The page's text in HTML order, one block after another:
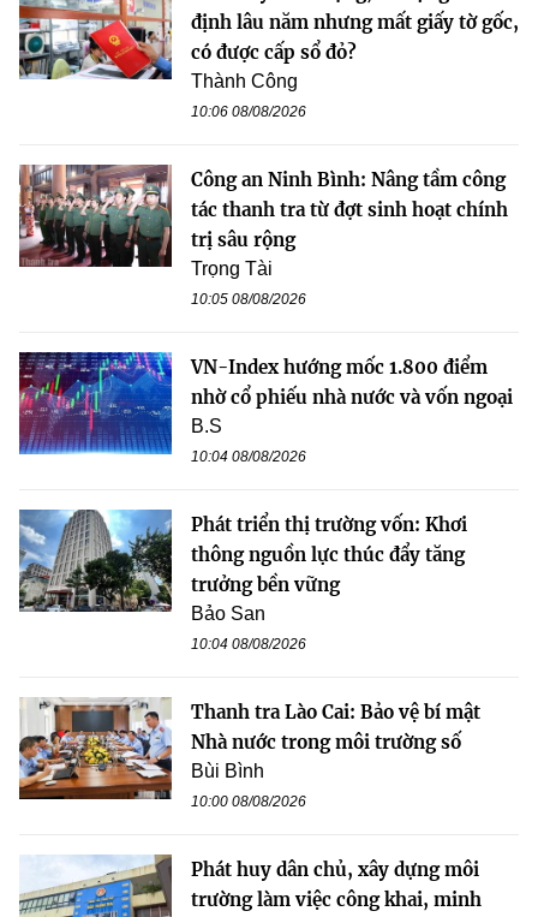
định lâu năm nhưng mất giấy tờ gốc,
có được cấp sổ đỏ?
Thành Công
10:06 08/08/2026
Công an Ninh Bình: Nâng tầm công
tác thanh tra từ đợt sinh hoạt chính
trị sâu rộng
Trọng Tài
10:05 08/08/2026
VN-Index hướng mốc 1.800 điểm
nhờ cổ phiếu nhà nước và vốn ngoại
B.S
10:04 08/08/2026
Phát triển thị trường vốn: Khơi
thông nguồn lực thúc đẩy tăng
trưởng bền vững
Bảo San
10:04 08/08/2026
Thanh tra Lào Cai: Bảo vệ bí mật
Nhà nước trong môi trường số
Bùi Bình
10:00 08/08/2026
Phát huy dân chủ, xây dựng môi
trường làm việc công khai, minh